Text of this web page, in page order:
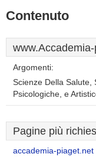
Contenuto
Argomenti:
Scienze Della Salute,
Psicologiche, e
Pagine più
accademia-piaget.net